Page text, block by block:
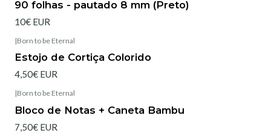
90 folhas - pautado 8 mm (Preto)
10€ EUR
|Born to be Eternal
Estojo de Cortiça Colorido
4,50€ EUR
|Born to be Eternal
Bloco de Notas + Caneta Bambu
7,50€ EUR